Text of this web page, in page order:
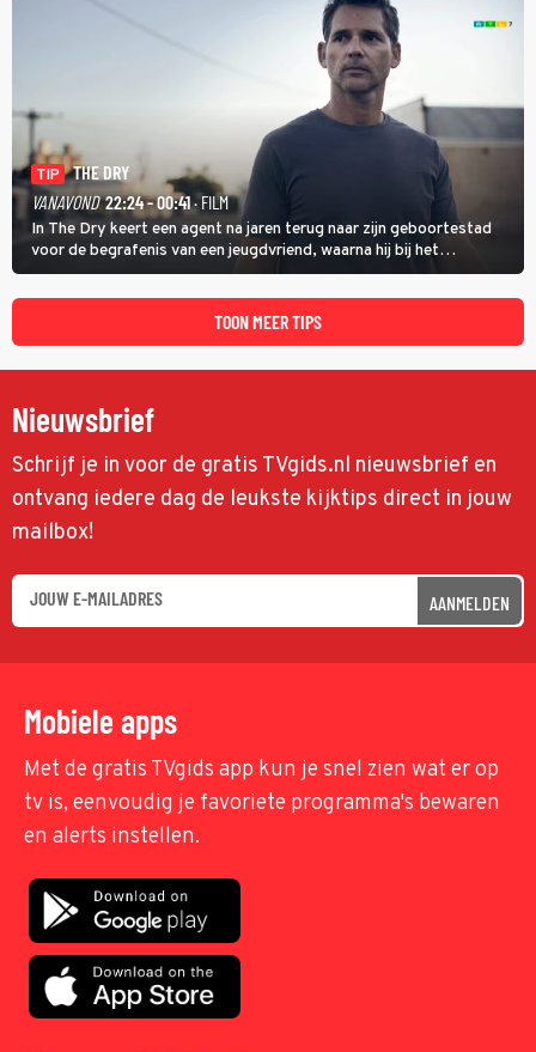
TIP
THE DRY
VANAVOND 22:24 - 00:41· FILM
In The Dry keert een agent na jaren terug naar zijn geboortestad
voor de begrafenis van een jeugdvriend, waarna hij bij het
onderzoeken van diens dood een verband begint te vermoeden
met een oude zaak.
TOON MEER TIPS
Nieuwsbrief
Schrijf je in voor de gratis TVgids.nl nieuwsbrief en
ontvang iedere dag de leukste kijktips direct in jouw
mailbox!
AANMELDEN
Mobiele apps
Met de gratis TVgids app kun je snel zien wat er op
tv is, eenvoudig je favoriete programma's bewaren
en alerts instellen.